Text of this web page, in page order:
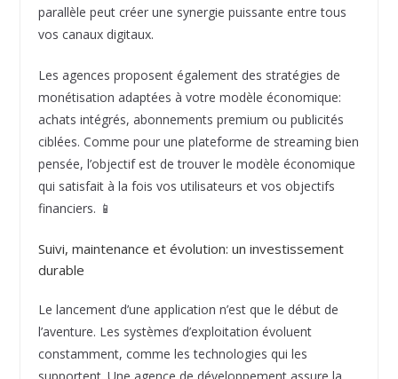
parallèle peut créer une synergie puissante entre tous
vos canaux digitaux.
Les agences proposent également des stratégies de
monétisation adaptées à votre modèle économique:
achats intégrés, abonnements premium ou publicités
ciblées. Comme pour une plateforme de streaming bien
pensée, l’objectif est de trouver le modèle économique
qui satisfait à la fois vos utilisateurs et vos objectifs
financiers. 📱
Suivi, maintenance et évolution: un investissement
durable
Le lancement d’une application n’est que le début de
l’aventure. Les systèmes d’exploitation évoluent
constamment, comme les technologies qui les